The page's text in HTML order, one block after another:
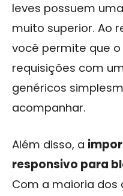
leves possuem
muito superior. Ao
você permite que
requisições com
genéricos
acompanhar.
Além disso, a
responsivo para
Com a maioria dos